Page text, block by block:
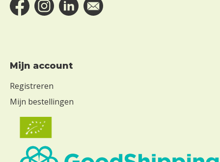
Mijn account
Registreren
Mijn bestellingen